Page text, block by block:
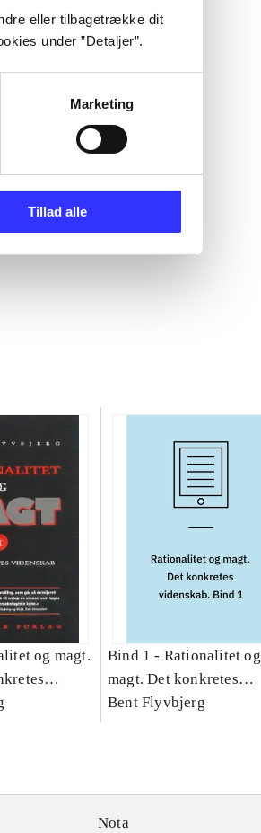
eller tilbagetrække dit
under ”Detaljer”.
Marketing
Tillad alle
og magt.
Bind 1 - Rationalitet og
magt. Det konkretes
videnskab. Bind 1
Bent Flyvbjerg
Nota